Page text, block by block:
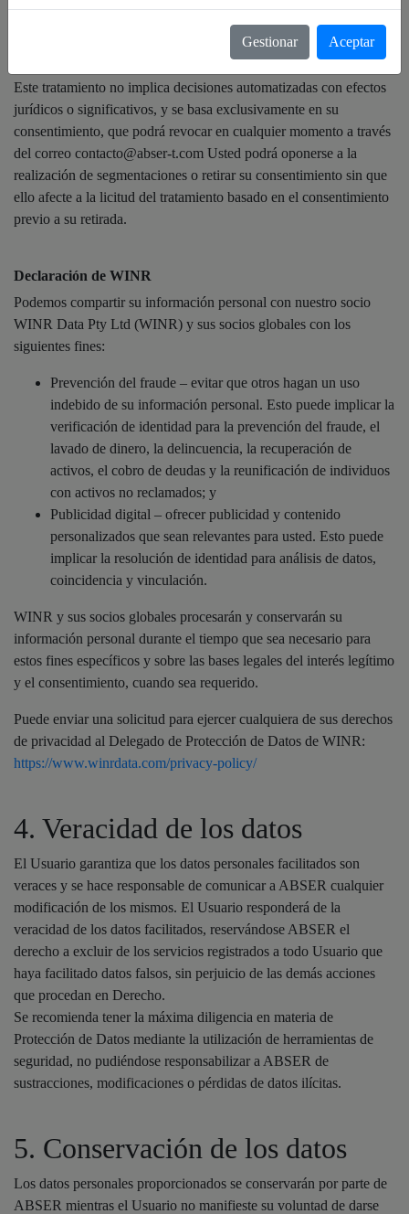
interacción con nuestras comunicaciones, con el fin de adaptar y
personalizar el contenido publicitario que reciba, ajustándolo a sus
Este tratamiento no implica decisiones automatizadas con efectos
jurídicos o significativos, y se basa exclusivamente en su
consentimiento, que podrá revocar en cualquier momento a través
del correo contacto@abser-t.com Usted podrá oponerse a la
realización de segmentaciones o retirar su consentimiento sin que
ello afecte a la licitud del tratamiento basado en el consentimiento
previo a su retirada.
Declaración de WINR
Podemos compartir su información personal con nuestro socio
WINR Data Pty Ltd (WINR) y sus socios globales con los
siguientes fines:
Prevención del fraude – evitar que otros hagan un uso
indebido de su información personal. Esto puede implicar la
verificación de identidad para la prevención del fraude, el
lavado de dinero, la delincuencia, la recuperación de
activos, el cobro de deudas y la reunificación de individuos
con activos no reclamados; y
Publicidad digital – ofrecer publicidad y contenido
personalizados que sean relevantes para usted. Esto puede
implicar la resolución de identidad para análisis de datos,
coincidencia y vinculación.
WINR y sus socios globales procesarán y conservarán su
información personal durante el tiempo que sea necesario para
estos fines específicos y sobre las bases legales del interés legítimo
y el consentimiento, cuando sea requerido.
Puede enviar una solicitud para ejercer cualquiera de sus derechos
de privacidad al Delegado de Protección de Datos de WINR:
https://www.winrdata.com/privacy-policy/
4. Veracidad de los datos
El Usuario garantiza que los datos personales facilitados son
veraces y se hace responsable de comunicar a ABSER cualquier
modificación de los mismos. El Usuario responderá de la
veracidad de los datos facilitados, reservándose ABSER el
derecho a excluir de los servicios registrados a todo Usuario que
haya facilitado datos falsos, sin perjuicio de las demás acciones
que procedan en Derecho.
Se recomienda tener la máxima diligencia en materia de
Protección de Datos mediante la utilización de herramientas de
seguridad, no pudiéndose responsabilizar a ABSER de
sustracciones, modificaciones o pérdidas de datos ilícitas.
5. Conservación de los datos
Los datos personales proporcionados se conservarán por parte de
ABSER mientras el Usuario no manifieste su voluntad de darse
Gestionar Aceptar